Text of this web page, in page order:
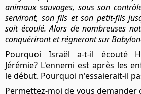
animaux sauvages, sous son
serviront, son fils et son petit-fils
soit écoulé. Alors de nombreuses
conquériront et régneront sur
Pourquoi Israël a-t-il écouté
Jérémie? L'ennemi est après les
le début. Pourquoi n'essaierait-il
Permettez-moi de vous demander